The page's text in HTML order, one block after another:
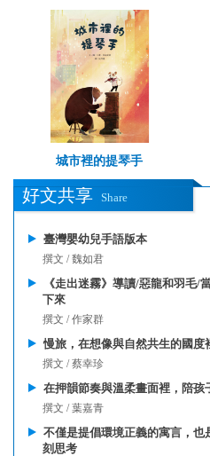
城市裡的提琴手
好文共享 Share
臺灣嬰幼兒手語版本
撰文 / 魏如君
《走出迷霧》導讀/惡龍和羽毛/
下來
撰文 / 作家群
慢旅，在想像與自然共生的國度
撰文 / 蔡幸珍
在押韻節奏與溫柔畫面裡，陪孩
撰文 / 葉嘉青
不僅是提倡環境正義的寓言，
刻思考